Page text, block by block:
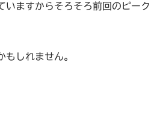
いますからそろそろ前回のピーク
もしれません。